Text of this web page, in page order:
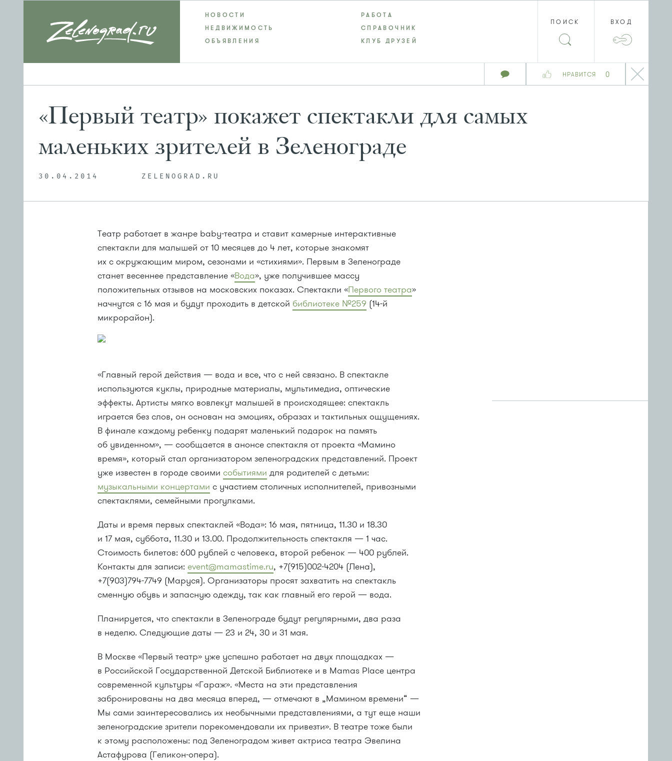
НРАВИТСЯ 0
НОВОСТИ
РАБОТА
НЕДВИЖИМОСТЬ
СПРАВОЧНИК
ОБЪЯВЛЕНИЯ
КЛУБ ДРУЗЕЙ
ПОИСК ВХОД
«Первый театр» покажет спектакли для самых
маленьких зрителей в Зеленограде
30.04.2014 ZELENOGRAD.RU
Театр работает в жанре baby-театра и ставит камерные интерактивные
спектакли для малышей от 10 месяцев до 4 лет, которые знакомят
их с окружающим миром, сезонами и «стихиями». Первым в Зеленограде
станет весеннее представление «Вода», уже получившее массу
положительных отзывов на московских показах. Спектакли «Первого театра»
начнутся с 16 мая и будут проходить в детской библиотеке №259 (14-й
микрорайон).
«Главный герой действия — вода и все, что с ней связано. В спектакле
используются куклы, природные материалы, мультимедиа, оптические
эффекты. Артисты мягко вовлекут малышей в происходящее: спектакль
играется без слов, он основан на эмоциях, образах и тактильных ощущениях.
В финале каждому ребенку подарят маленький подарок на память
об увиденном», — сообщается в анонсе спектакля от проекта «Мамино
время», который стал организатором зеленоградских представлений. Проект
уже известен в городе своими событиями для родителей с детьми:
музыкальными концертами с участием столичных исполнителей, привозными
спектаклями, семейными прогулками.
Даты и время первых спектаклей «Вода»: 16 мая, пятница, 11.30 и 18.30
и 17 мая, суббота, 11.30 и 13.00. Продолжительность спектакля — 1 час.
Стоимость билетов: 600 рублей с человека, второй ребенок — 400 рублей.
Контакты для записи: event@mamastime.ru, +7(915)002-4204 (Лена),
+7(903)794-7749 (Маруся). Организаторы просят захватить на спектакль
сменную обувь и запасную одежду, так как главный его герой — вода.
Планируется, что спектакли в Зеленограде будут регулярными, два раза
в неделю. Следующие даты — 23 и 24, 30 и 31 мая.
В Москве «Первый театр» уже успешно работает на двух площадках —
в Российской Государственной Детской Библиотеке и в Mamas Place центра
современной культуры «Гараж». «Места на эти представления
забронированы на два месяца вперед, — отмечают в „Мамином времени“ —
Мы сами заинтересовались их необычными представлениями, а тут еще наши
зеленоградские зрители порекомендовали их привезти». В театре тоже были
к этому расположены: под Зеленоградом живет актриса театра Эвелина
Астафурова (Геликон-опера).